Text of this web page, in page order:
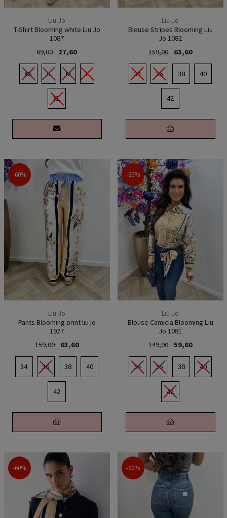
Liu-Jo
T-Shirt Blooming white Liu Jo
1087
69,00 27,60
XS S M L
XL
Liu-Jo
Blouse Stripes Blooming Liu
Jo 1082
159,00 63,60
34 36 38 40
42
-60%
Liu-Jo
Pants Blooming print liu jo
1927
159,00 63,60
34 36 38 40
42
-60%
Liu-Jo
Blouse Camicia Blooming Liu
Jo 1081
149,00 59,60
34 36 38 40
42
-60% -60%